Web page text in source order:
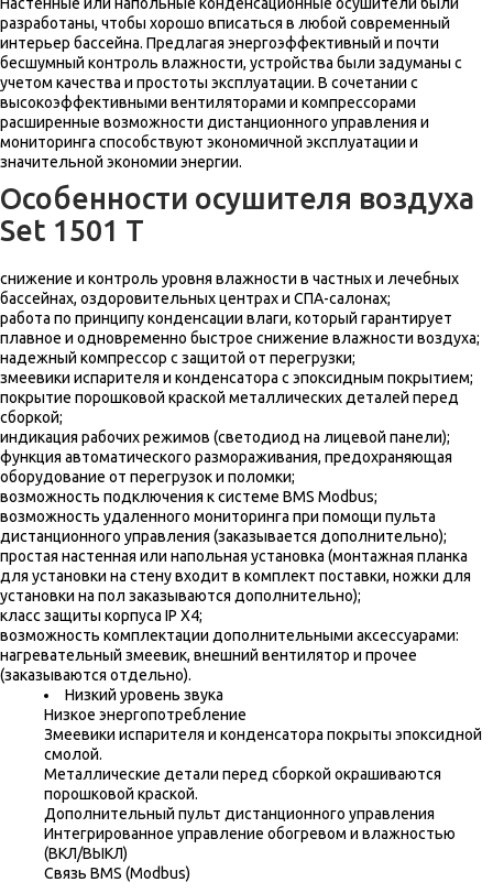
Настенные или напольные конденсационные осушители были
разработаны, чтобы хорошо вписаться в любой современный
интерьер бассейна. Предлагая энергоэффективный и почти
бесшумный контроль влажности, устройства были задуманы с
учетом качества и простоты эксплуатации. В сочетании с
высокоэффективными вентиляторами и компрессорами
расширенные возможности дистанционного управления и
мониторинга способствуют экономичной эксплуатации и
значительной экономии энергии.
Особенности осушителя воздуха
Set 1501 T
снижение и контроль уровня влажности в частных и лечебных
бассейнах, оздоровительных центрах и СПА-салонах;
работа по принципу конденсации влаги, который гарантирует
плавное и одновременно быстрое снижение влажности воздуха;
надежный компрессор с защитой от перегрузки;
змеевики испарителя и конденсатора с эпоксидным покрытием;
покрытие порошковой краской металлических деталей перед
сборкой;
индикация рабочих режимов (светодиод на лицевой панели);
функция автоматического размораживания, предохраняющая
оборудование от перегрузок и поломки;
возможность подключения к системе BMS Modbus;
возможность удаленного мониторинга при помощи пульта
дистанционного управления (заказывается дополнительно);
простая настенная или напольная установка (монтажная планка
для установки на стену входит в комплект поставки, ножки для
установки на пол заказываются дополнительно);
класс защиты корпуса IP X4;
возможность комплектации дополнительными аксессуарами:
нагревательный змеевик, внешний вентилятор и прочее
(заказываются отдельно).
Низкий уровень звука
Низкое энергопотребление
Змеевики испарителя и конденсатора покрыты эпоксидной
смолой.
Металлические детали перед сборкой окрашиваются
порошковой краской.
Дополнительный пульт дистанционного управления
Интегрированное управление обогревом и влажностью
(ВКЛ/ВЫКЛ)
Связь BMS (Modbus)